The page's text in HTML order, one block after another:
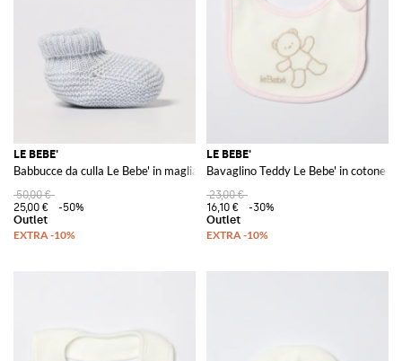
LE BEBE'
Babbucce da culla Le Bebe' in maglia di cotone
50,00 €
25,00 €
-50%
LE BEBE'
Bavaglino Teddy Le Bebe' in cotone
23,00 €
16,10 €
-30%